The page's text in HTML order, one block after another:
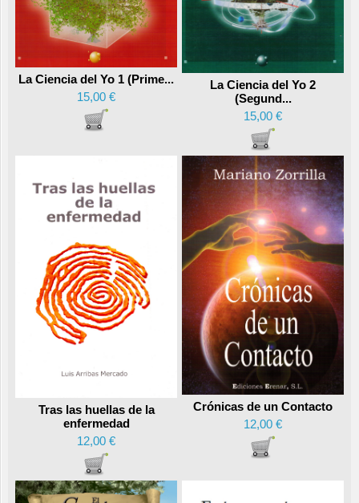
La Ciencia del Yo 1 (Prime...
15,00 €
La Ciencia del Yo 2
(Segund...
15,00 €
Tras las huellas de la
enfermedad
12,00 €
Crónicas de un Contacto
12,00 €